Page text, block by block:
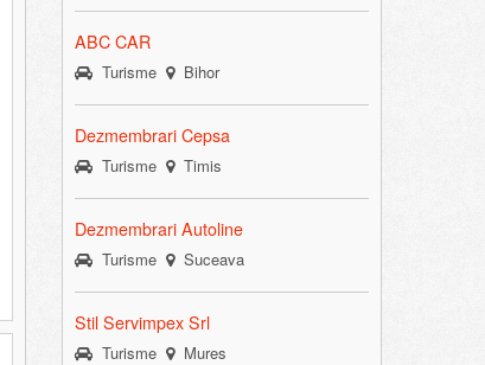
ABC CAR
Turisme Bihor
Dezmembrari Cepsa
Turisme Timis
Dezmembrari Autoline
Turisme Suceava
Stil Servimpex Srl
Turisme Mures